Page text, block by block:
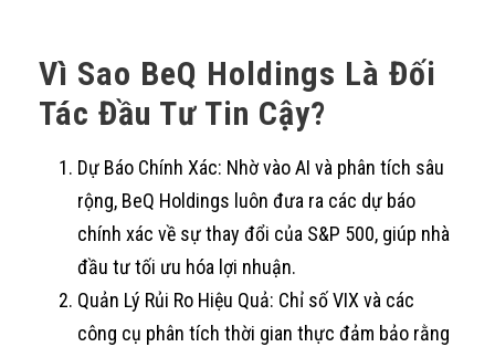
Vì Sao BeQ Holdings Là Đối
Tác Đầu Tư Tin Cậy?
Dự Báo Chính Xác: Nhờ vào AI và phân tích sâu
rộng, BeQ Holdings luôn đưa ra các dự báo
chính xác về sự thay đổi của S&P 500, giúp nhà
đầu tư tối ưu hóa lợi nhuận.
Quản Lý Rủi Ro Hiệu Quả: Chỉ số VIX và các
công cụ phân tích thời gian thực đảm bảo rằng